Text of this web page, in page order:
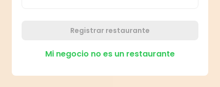
Registrar restaurante
Mi negocio no es un restaurante